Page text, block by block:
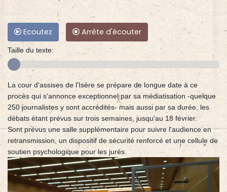
Ecoutez Arrête d'écouter
Taille du texte:
La cour d'assises de l'Isère se prépare de longue date à ce
procès qui s'annonce exceptionnel par sa médiatisation -quelque
250 journalistes y sont accrédités- mais aussi par sa durée, les
débats étant prévus sur trois semaines, jusqu'au 18 février.
Sont prévus une salle supplémentaire pour suivre l'audience en
retransmission, un dispositif de sécurité renforcé et une cellule de
soutien psychologique pour les jurés.